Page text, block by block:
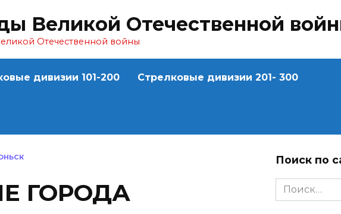
Великой Отечественной
Отечественной войны
дивизии 101-200 Стрелковые дивизии 201- 300
ГОРОДА
Поиск по
Search
for: